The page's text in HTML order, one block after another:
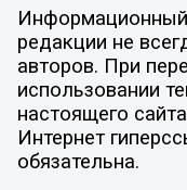
Информационный
редакции не
авторов. При
использовании
настоящего
Интернет
обязательна.